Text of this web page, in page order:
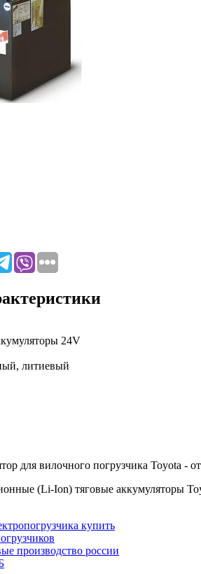
24V
литиевый
для вилочного погрузчика Toyota -
(Li-Ion) тяговые аккумуляторы
купить
производство россии